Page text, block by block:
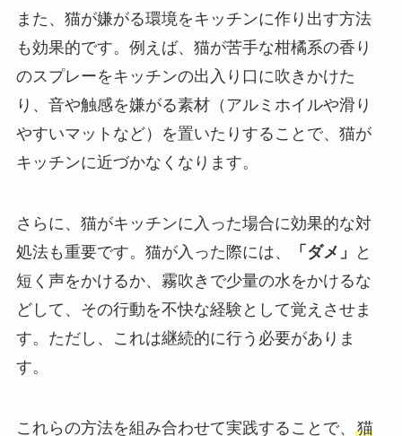
また、猫が嫌がる環境をキッチンに作り出す方法
も効果的です。例えば、猫が苦手な柑橘系の香り
のスプレーをキッチンの出入り口に吹きかけた
り、音や触感を嫌がる素材（アルミホイルや滑り
やすいマットなど）を置いたりすることで、猫が
キッチンに近づかなくなります。
さらに、猫がキッチンに入った場合に効果的な対
処法も重要です。猫が入った際には、
「ダメ」
と
短く声をかけるか、霧吹きで少量の水をかけるな
どして、その行動を不快な経験として覚えさせま
す。ただし、これは継続的に行う必要がありま
す。
これらの方法を組み合わせて実践することで、 猫